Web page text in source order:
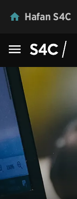
Hafan S4C